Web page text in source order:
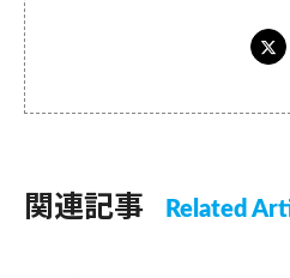
関連記事 Related